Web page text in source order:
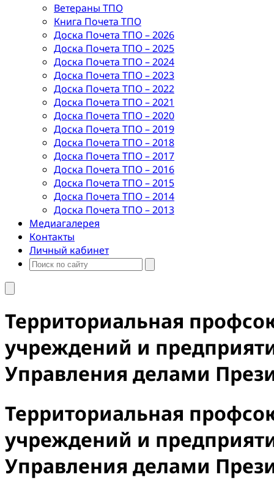
Ветераны ТПО
Книга Почета ТПО
Доска Почета ТПО – 2026
Доска Почета ТПО – 2025
Доска Почета ТПО – 2024
Доска Почета ТПО – 2023
Доска Почета ТПО – 2022
Доска Почета ТПО – 2021
Доска Почета ТПО – 2020
Доска Почета ТПО – 2019
Доска Почета ТПО – 2018
Доска Почета ТПО – 2017
Доска Почета ТПО – 2016
Доска Почета ТПО – 2015
Доска Почета ТПО – 2014
Доска Почета ТПО – 2013
Медиагалерея
Контакты
Личный кабинет
Территориальная
учреждений и
Управления делами
Территориальная
учреждений и
Управления делами